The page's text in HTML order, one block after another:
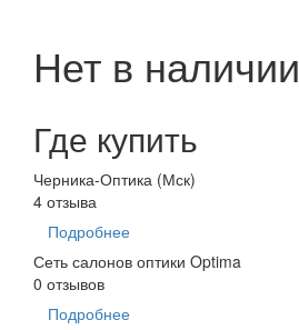
Нет в наличии
Где купить
Черника-Оптика (Мск)
4 отзыва
Подробнее
Сеть салонов оптики Optima
0 отзывов
Подробнее